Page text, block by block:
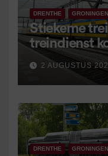
DRENTHE GRONINGEN
Stiekeme
treindienst
2 AUGUSTUS
DRENTHE GRONINGEN